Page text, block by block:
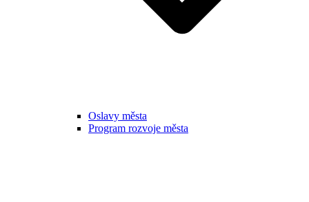
Oslavy města
Program rozvoje města